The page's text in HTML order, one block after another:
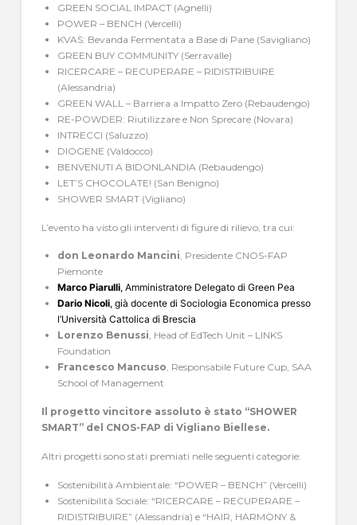
GREEN SOCIAL IMPACT (Agnelli)
POWER – BENCH (Vercelli)
KVAS: Bevanda Fermentata a Base di Pane (Savigliano)
GREEN BUY COMMUNITY (Serravalle)
RICERCARE – RECUPERARE – RIDISTRIBUIRE
(Alessandria)
GREEN WALL – Barriera a Impatto Zero (Rebaudengo)
RE-POWDER: Riutilizzare e Non Sprecare (Novara)
INTRECCI (Saluzzo)
DIOGENE (Valdocco)
BENVENUTI A BIDONLANDIA (Rebaudengo)
LET’S CHOCOLATE! (San Benigno)
SHOWER SMART (Vigliano)
L’evento ha visto gli interventi di figure di rilievo, tra cui:
don Leonardo Mancini, Presidente CNOS-FAP
Piemonte
Marco Piarulli, Amministratore Delegato di Green Pea
Dario Nicoli, già docente di Sociologia Economica presso
l’Università Cattolica di Brescia
Lorenzo Benussi, Head of EdTech Unit – LINKS
Foundation
Francesco Mancuso, Responsabile Future Cup, SAA
School of Management
Il progetto vincitore assoluto è stato “SHOWER
SMART” del CNOS-FAP di Vigliano Biellese.
Altri progetti sono stati premiati nelle seguenti categorie:
Sostenibilità Ambientale: “POWER – BENCH” (Vercelli)
Sostenibilità Sociale: “RICERCARE – RECUPERARE –
RIDISTRIBUIRE” (Alessandria) e “HAIR, HARMONY &